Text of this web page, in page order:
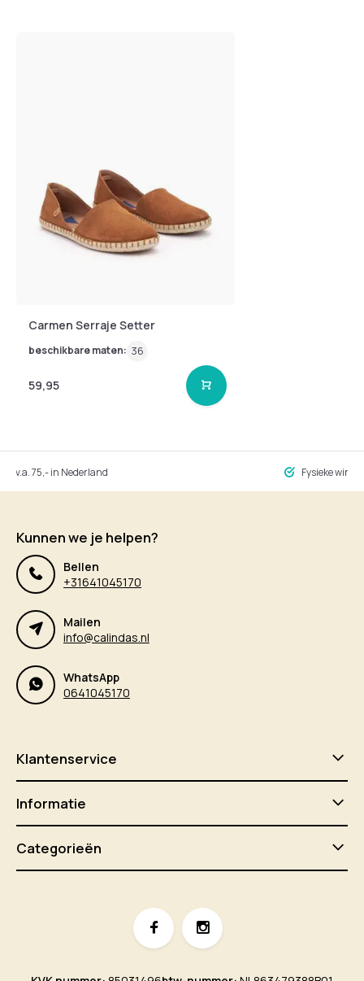
Carmen Serraje Setter
beschikbare maten: 36
59,95
v.a. 75,- in Nederland Fysieke
Kunnen we je helpen?
Bellen
+31641045170
Mailen
info@calindas.nl
WhatsApp
0641045170
Klantenservice
Informatie
Categorieën